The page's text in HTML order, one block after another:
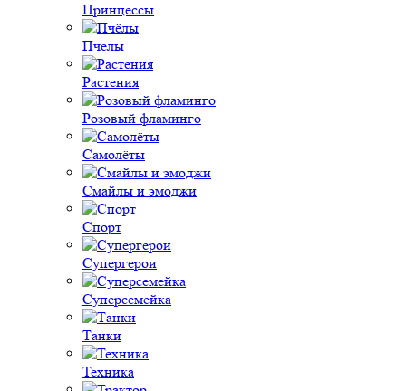
Принцессы
Пчёлы
Растения
Розовый фламинго
Самолёты
Смайлы и эмоджи
Спорт
Супергерои
Суперсемейка
Танки
Техника